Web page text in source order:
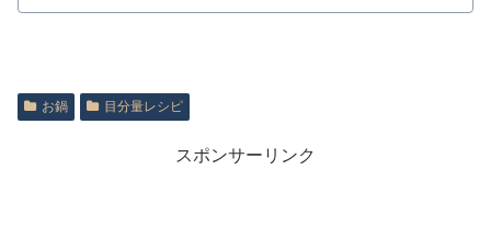
お鍋 目分量レシピ
スポンサーリンク